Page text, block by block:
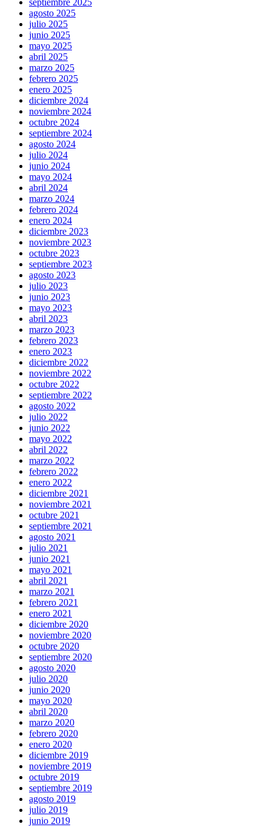
septiembre 2025
agosto 2025
julio 2025
junio 2025
mayo 2025
abril 2025
marzo 2025
febrero 2025
enero 2025
diciembre 2024
noviembre 2024
octubre 2024
septiembre 2024
agosto 2024
julio 2024
junio 2024
mayo 2024
abril 2024
marzo 2024
febrero 2024
enero 2024
diciembre 2023
noviembre 2023
octubre 2023
septiembre 2023
agosto 2023
julio 2023
junio 2023
mayo 2023
abril 2023
marzo 2023
febrero 2023
enero 2023
diciembre 2022
noviembre 2022
octubre 2022
septiembre 2022
agosto 2022
julio 2022
junio 2022
mayo 2022
abril 2022
marzo 2022
febrero 2022
enero 2022
diciembre 2021
noviembre 2021
octubre 2021
septiembre 2021
agosto 2021
julio 2021
junio 2021
mayo 2021
abril 2021
marzo 2021
febrero 2021
enero 2021
diciembre 2020
noviembre 2020
octubre 2020
septiembre 2020
agosto 2020
julio 2020
junio 2020
mayo 2020
abril 2020
marzo 2020
febrero 2020
enero 2020
diciembre 2019
noviembre 2019
octubre 2019
septiembre 2019
agosto 2019
julio 2019
junio 2019